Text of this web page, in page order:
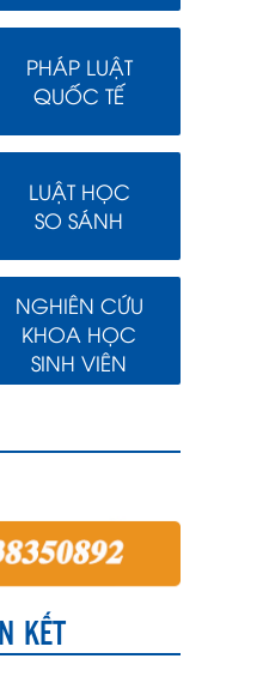
PHÁP LUẬT
QUỐC TẾ
LUẬT HỌC
SO SÁNH
NGHIÊN CỨU
KHOA HỌC
SINH VIÊN
KẾT